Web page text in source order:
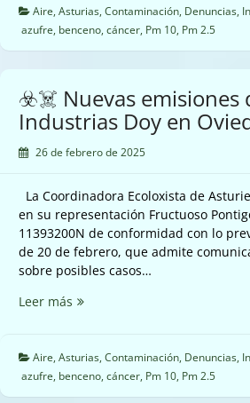
de
Industrias
Doy
☠️☣️
Aire, Asturias, Contaminación, Denuncias,
azufre, benceno, cáncer, Pm 10, Pm 2.5
☣️☠️ Nuevas emisiones
Industrias Doy en
26 de febrero de 2025
La Coordinadora Ecoloxista de
en su representación Fructuoso
11393200N de conformidad con lo
de 20 de febrero, que admite
sobre posibles casos…
Leer más ☣️☠️
de
Industrias
Doy
Aire, Asturias, Contaminación, Denuncias,
azufre, benceno, cáncer, Pm 10, Pm 2.5